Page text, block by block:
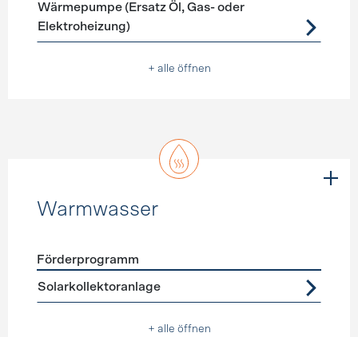
Wärmepumpe (Ersatz Öl, Gas- oder
Elektroheizung)
+ alle öffnen
Warmwasser
Förderprogramme
Förderprogramm
Solarkollektoranlage
+ alle öffnen